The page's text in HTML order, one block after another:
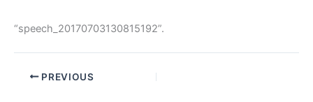
“speech_20170703130815192”.
PREVIOUS